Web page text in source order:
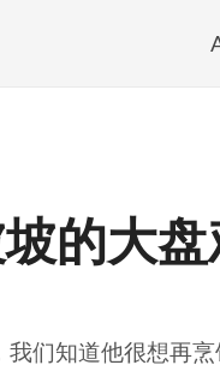
的大
们知道他很想再